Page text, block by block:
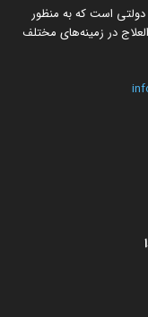
است که به منظور
در زمینه‌های مختلف